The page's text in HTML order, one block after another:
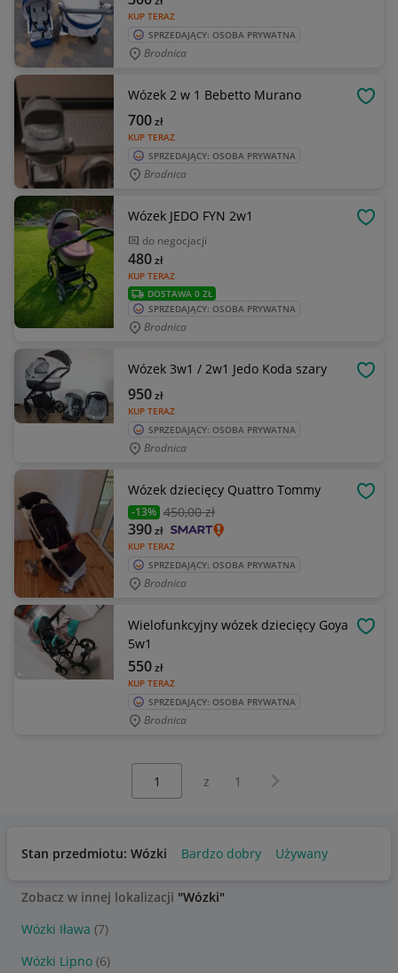
KUP TERAZ
SPRZEDAJĄCY: OSOBA PRYWATNA
Brodnica
Wózek 2 w 1 Bebetto Murano
KUP TERAZ
700zł
SPRZEDAJĄCY: OSOBA PRYWATNA
Brodnica
Wózek JEDO FYN 2w1
do negocjacji
KUP TERAZ
480zł
DOSTAWA 0 ZŁ
SPRZEDAJĄCY: OSOBA PRYWATNA
Brodnica
Wózek 3w1 / 2w1 Jedo Koda szary
KUP TERAZ
950zł
SPRZEDAJĄCY: OSOBA PRYWATNA
Brodnica
Wózek dziecięcy Quattro Tommy
-13% 450,00 zł
KUP TERAZ
390zł
SPRZEDAJĄCY: OSOBA PRYWATNA
Brodnica
Wielofunkcyjny wózek dziecięcy Goya
5w1
KUP TERAZ
550zł
SPRZEDAJĄCY: OSOBA PRYWATNA
Brodnica
z 1 Następna strona
Stan przedmiotu: Wózki Bardzo dobry Używany
Zobacz w innej lokalizacji "Wózki"
Wózki Iława (7)
Wózki Lipno (6)